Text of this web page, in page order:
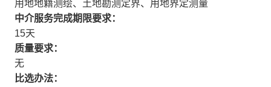
用地地籍测绘、土地勘测定界、用地界定测量
中介服务完成期限要求：
15天
质量要求：
无
比选办法：